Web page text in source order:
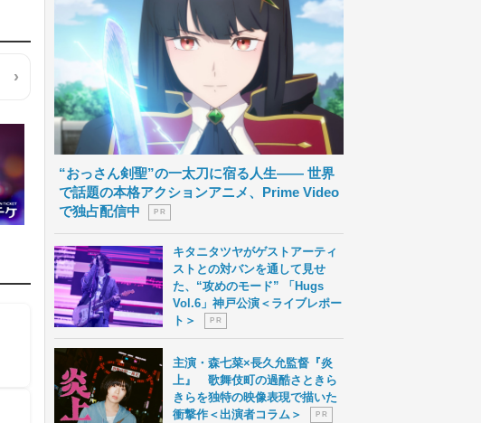
“おっさん剣聖”の一太刀に宿る人生―― 世界
で話題の本格アクションアニメ、Prime Video
で独占配信中
P R
キタニタツヤがゲストアーティ
ストとの対バンを通して見せ
た、“攻めのモード” 「Hugs
Vol.6」神戸公演＜ライブレポー
ト＞
P R
主演・森七菜×長久允監督『炎
上』 歌舞伎町の過酷さときら
きらを独特の映像表現で描いた
衝撃作＜出演者コラム＞
P R